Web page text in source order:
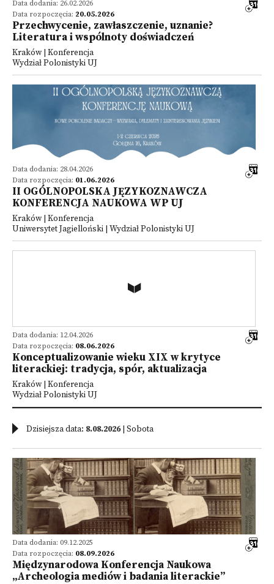
Data dodania: 26.02.2026
Data rozpoczęcia: 20.05.2026
Przechwycenie, zawłaszczenie, uznanie?
Literatura i wspólnoty doświadczeń
Kraków | Konferencja
Wydział Polonistyki UJ
Data dodania: 28.04.2026
Data rozpoczęcia: 01.06.2026
II OGÓLNOPOLSKA JĘZYKOZNAWCZA
KONFERENCJA NAUKOWA WP UJ
Kraków | Konferencja
Uniwersytet Jagielloński | Wydział Polonistyki UJ
Data dodania: 12.04.2026
Data rozpoczęcia: 08.06.2026
Konceptualizowanie wieku XIX w krytyce
literackiej: tradycja, spór, aktualizacja
Kraków | Konferencja
Wydział Polonistyki UJ
Dzisiejsza data: 8.08.2026| Sobota
Data dodania: 09.12.2025
Data rozpoczęcia: 08.09.2026
Międzynarodowa Konferencja Naukowa
„Archeologia mediów i badania literackie”